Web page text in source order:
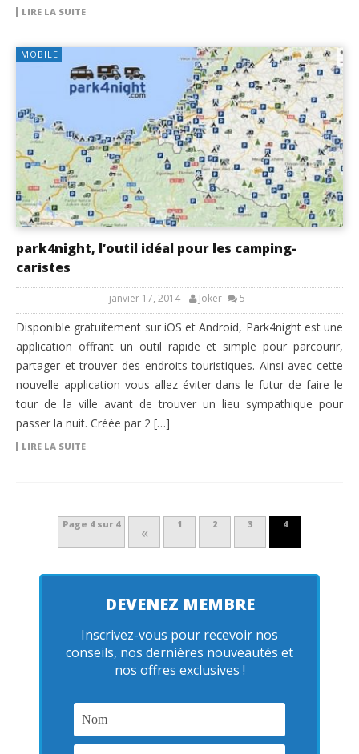
LIRE LA SUITE
MOBILE
park4night, l’outil idéal pour les camping-
caristes
janvier 17, 2014 Joker 5
Disponible gratuitement sur iOS et Android, Park4night est une
application offrant un outil rapide et simple pour parcourir,
partager et trouver des endroits touristiques. Ainsi avec cette
nouvelle application vous allez éviter dans le futur de faire le
tour de la ville avant de trouver un lieu sympathique pour
passer la nuit. Créée par 2 […]
LIRE LA SUITE
Page 4 sur 4 « 1 2 3 4
DEVENEZ MEMBRE
Inscrivez-vous pour recevoir nos
conseils, nos dernières nouveautés et
nos offres exclusives !